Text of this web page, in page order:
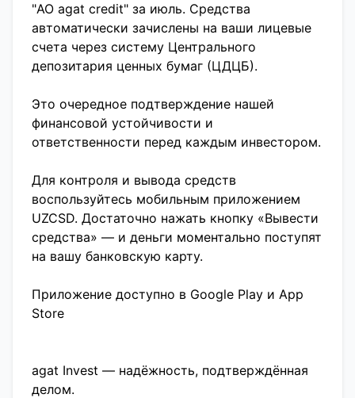
"AO agat credit" за июль. Средства
автоматически зачислены на ваши лицевые
счета через систему Центрального
депозитария ценных бумаг (ЦДЦБ).
Это очередное подтверждение нашей
финансовой устойчивости и
ответственности перед каждым инвестором.
Для контроля и вывода средств
воспользуйтесь мобильным приложением
UZCSD. Достаточно нажать кнопку «Вывести
средства» — и деньги моментально поступят
на вашу банковскую карту.
Приложение доступно в Google Play и App
Store
agat Invest — надёжность, подтверждённая
делом.